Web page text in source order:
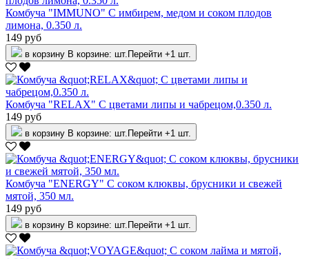
Комбуча "IMMUNO" С имбирем, медом и соком плодов
лимона, 0.350 л.
149 руб
в корзину В корзине: шт. Перейти +1 шт.
Комбуча "RELAX" С цветами липы и чабрецом,0.350 л.
149 руб
в корзину В корзине: шт. Перейти +1 шт.
Комбуча "ENERGY" С соком клюквы, брусники и свежей
мятой, 350 мл.
149 руб
в корзину В корзине: шт. Перейти +1 шт.